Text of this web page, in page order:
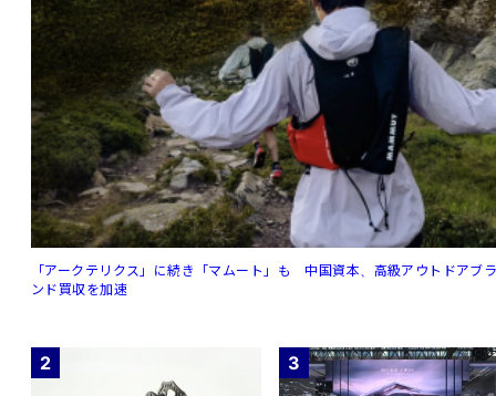
「アークテリクス」に続き「マムート」も 中国資本、高級アウトドアブ
ンド買収を加速
2 3